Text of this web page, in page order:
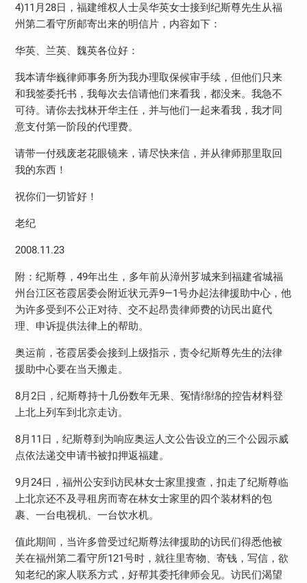
4)11月28日，福建维权人士吴华英女士接到纪斯尊先生从福
州第二看守所邮寄出来的明信片，内容如下：
华英、兰英、魏英各位好：
我本请华巍律师事务所为我办理取保候审手续，但他们只来
和我签委托书，我每次去信请他们来看我，都没来。我急不
可待。请你去找林开华主任，并与他们一起来看我，我才同
意支付第一阶段的代理费。
请带一付残废老花眼镜来，请尽快来信，并从律师那里取回
我的东西！
祝你们一切皆好！
老纪
2008.11.23
附：纪斯尊，49年出生，多年前从漳州芗城来到福建省城福
州台江区苍霞居委会附近状元弄9—1号办起法律援助中心，他
为许多受到不公正对待、交不起昂贵律师费的访民出庭代
理、申诉提供法律上的帮助。
奥运前，苍霞居委会接到上级指示，责令纪斯尊先生的法律
援助中心要在当天搬走。
8月2日，纪斯尊持十几份数年无果、冤情绵绵的控告材料登
上北上列车到北京走访。
8月11日，纪斯尊到为响应奥运人文公告设立的三个公园示威
点依法递交申请书被扣押返福建。
9月24日，福州公安到访民林女士家里搜查，扣走了纪斯尊临
上北京还不及寻租房而寄在林女士家里的四个装材料的包
裹、一台电视机、一台饮水机。
值此期间，当许多曾受过纪斯尊法律援助的访民们得悉他被
关在福州第二看守所121号时，就往里寄物、寄钱，写信，欲
知老纪的家人联系方式，好帮其委托律师会见。访民们渴望